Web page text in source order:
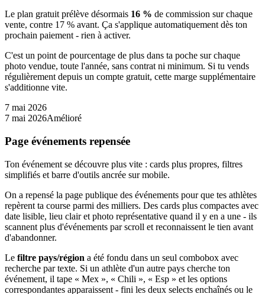
Le plan gratuit prélève désormais 16 % de commission sur chaque
vente, contre 17 % avant. Ça s'applique automatiquement dès ton
prochain paiement - rien à activer.
C'est un point de pourcentage de plus dans ta poche sur chaque
photo vendue, toute l'année, sans contrat ni minimum. Si tu vends
régulièrement depuis un compte gratuit, cette marge supplémentaire
s'additionne vite.
7 mai 2026
7 mai 2026Amélioré
Page événements repensée
Ton événement se découvre plus vite : cards plus propres, filtres
simplifiés et barre d'outils ancrée sur mobile.
On a repensé la page publique des événements pour que tes athlètes
repèrent ta course parmi des milliers. Des cards plus compactes avec
date lisible, lieu clair et photo représentative quand il y en a une - ils
scannent plus d'événements par scroll et reconnaissent le tien avant
d'abandonner.
Le filtre pays/région a été fondu dans un seul combobox avec
recherche par texte. Si un athlète d'un autre pays cherche ton
événement, il tape « Mex », « Chili », « Esp » et les options
correspondantes apparaissent - fini les deux selects enchaînés ou le